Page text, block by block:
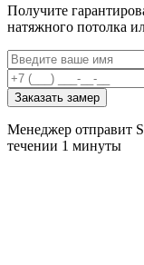
Получите
натяжного потолка
Заказать замер
Менеджер отправит
течении 1 минуты